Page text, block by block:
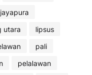
jayapura
utara
lipsus
pali
pelalawan